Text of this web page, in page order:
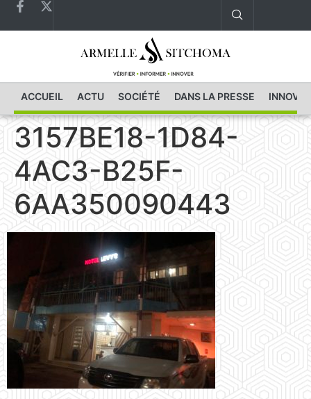
ACCUEIL ACTU SOCIÉTÉ DANS LA PRESSE
3157BE18-1D84-
4AC3-B25F-
6AA350090443